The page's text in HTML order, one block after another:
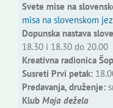
Svete mise na
misa na slovenskom
Dopunska nastava
18.30 i 18.30 do 20.00
Kreativna radionica
Susreti Prvi petak:
Predavanja, druženje:
Klub Moja dežela